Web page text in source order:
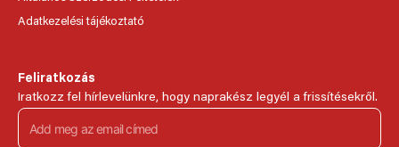
Adatkezelési tájékoztató
Feliratkozás
Iratkozz fel hírlevelünkre, hogy naprakész legyél a frissítésekről.